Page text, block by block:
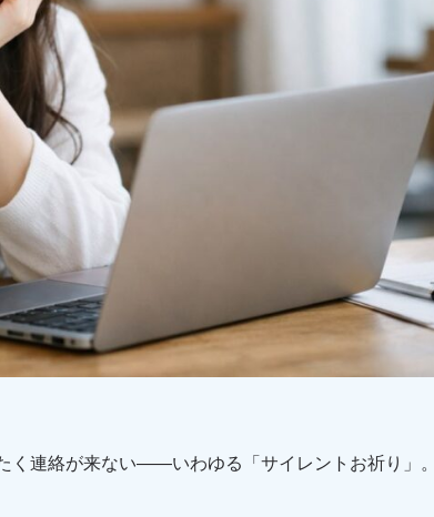
く連絡が来ない——いわゆる「サイレントお祈り」。